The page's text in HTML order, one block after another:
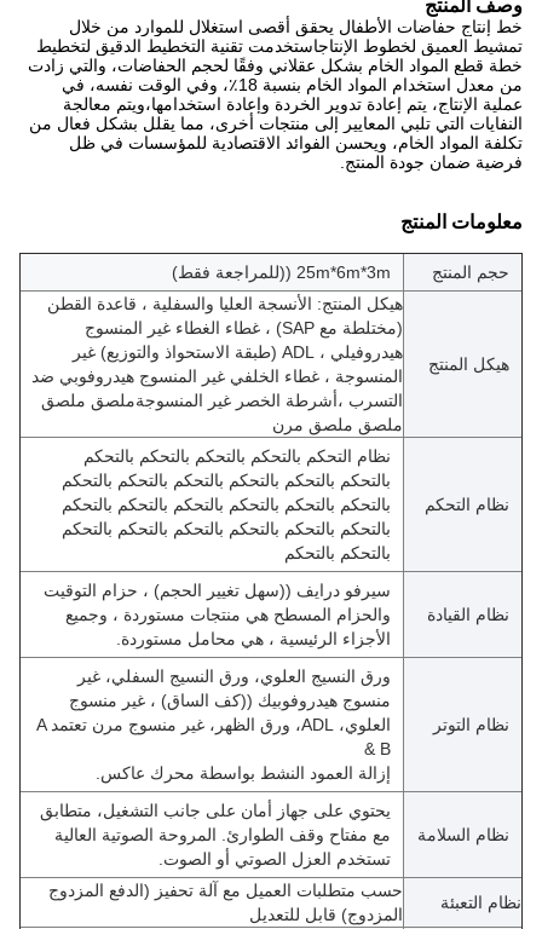
وصف المنتج
خط إنتاج حفاضات الأطفال يحقق أقصى استغلال للموارد من خلال
تمشيط العميق لخطوط الإنتاجاستخدمت تقنية التخطيط الدقيق لتخطيط
خطة قطع المواد الخام بشكل عقلاني وفقًا لحجم الحفاضات، والتي زادت
من معدل استخدام المواد الخام بنسبة 18٪، وفي الوقت نفسه، في
عملية الإنتاج، يتم إعادة تدوير الخردة وإعادة استخدامها،ويتم معالجة
النفايات التي تلبي المعايير إلى منتجات أخرى، مما يقلل بشكل فعال من
تكلفة المواد الخام، ويحسن الفوائد الاقتصادية للمؤسسات في ظل
فرضية ضمان جودة المنتج.
معلومات المنتج
حجم المنتج 25m*6m*3m ((للمراجعة فقط)
هيكل المنتج
هيكل المنتج: الأنسجة العليا والسفلية ، قاعدة القطن
(مختلطة مع SAP) ، غطاء الغطاء غير المنسوج
هيدروفيلي ، ADL (طبقة الاستحواذ والتوزيع) غير
المنسوجة ، غطاء الخلفي غير المنسوج هيدروفوبي ضد
التسرب ،أشرطة الخصر غير المنسوجةملصق ملصق
ملصق ملصق مرن
نظام التحكم
نظام التحكم بالتحكم بالتحكم بالتحكم بالتحكم
بالتحكم بالتحكم بالتحكم بالتحكم بالتحكم بالتحكم
بالتحكم بالتحكم بالتحكم بالتحكم بالتحكم بالتحكم
بالتحكم بالتحكم بالتحكم بالتحكم بالتحكم بالتحكم
بالتحكم بالتحكم
نظام القيادة
سيرفو درايف ((سهل تغيير الحجم) ، حزام التوقيت
والحزام المسطح هي منتجات مستوردة ، وجميع
الأجزاء الرئيسية ، هي محامل مستوردة.
نظام التوتر
ورق النسيج العلوي، ورق النسيج السفلي، غير
منسوج هيدروفوبيك ((كف الساق) ، غير منسوج
العلوي، ADL، ورق الظهر، غير منسوج مرن تعتمد A
& B
إزالة العمود النشط بواسطة محرك عاكس.
نظام السلامة
يحتوي على جهاز أمان على جانب التشغيل، متطابق
مع مفتاح وقف الطوارئ. المروحة الصوتية العالية
تستخدم العزل الصوتي أو الصوت.
نظام التعبئة
حسب متطلبات العميل مع آلة تحفيز (الدفع المزدوج
المزدوج) قابل للتعديل